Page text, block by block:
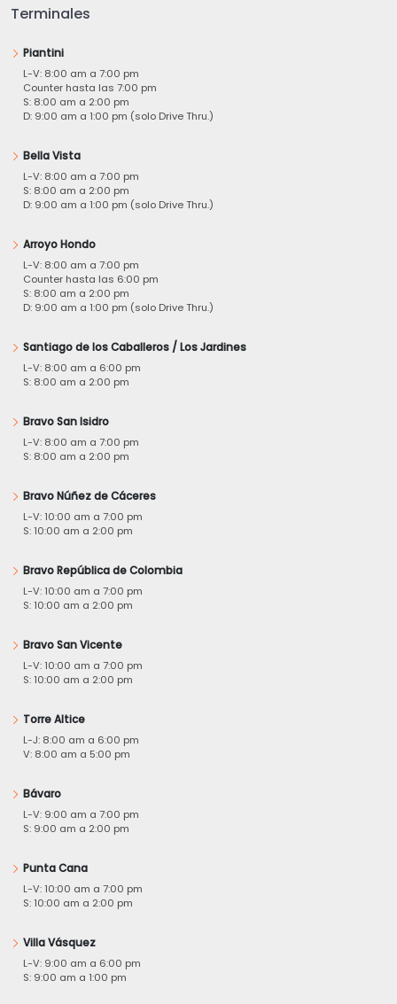
Terminales
Piantini
L-V: 8:00 am a 7:00 pm
Counter hasta las 7:00 pm
S: 8:00 am a 2:00 pm
D: 9:00 am a 1:00 pm (solo Drive Thru.)
Bella Vista
L-V: 8:00 am a 7:00 pm
S: 8:00 am a 2:00 pm
D: 9:00 am a 1:00 pm (solo Drive Thru.)
Arroyo Hondo
L-V: 8:00 am a 7:00 pm
Counter hasta las 6:00 pm
S: 8:00 am a 2:00 pm
D: 9:00 am a 1:00 pm (solo Drive Thru.)
Santiago de los Caballeros / Los Jardines
L-V: 8:00 am a 6:00 pm
S: 8:00 am a 2:00 pm
Bravo San Isidro
L-V: 8:00 am a 7:00 pm
S: 8:00 am a 2:00 pm
Bravo Núñez de Cáceres
L-V: 10:00 am a 7:00 pm
S: 10:00 am a 2:00 pm
Bravo República de Colombia
L-V: 10:00 am a 7:00 pm
S: 10:00 am a 2:00 pm
Bravo San Vicente
L-V: 10:00 am a 7:00 pm
S: 10:00 am a 2:00 pm
Torre Altice
L-J: 8:00 am a 6:00 pm
V: 8:00 am a 5:00 pm
Bávaro
L-V: 9:00 am a 7:00 pm
S: 9:00 am a 2:00 pm
Punta Cana
L-V: 10:00 am a 7:00 pm
S: 10:00 am a 2:00 pm
Villa Vásquez
L-V: 9:00 am a 6:00 pm
S: 9:00 am a 1:00 pm